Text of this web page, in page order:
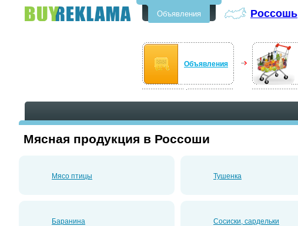
Объявления Россошь
Объявления
Мясная продукция в Россоши
Мясо птицы Тушенка
Баранина Сосиски, сардельки